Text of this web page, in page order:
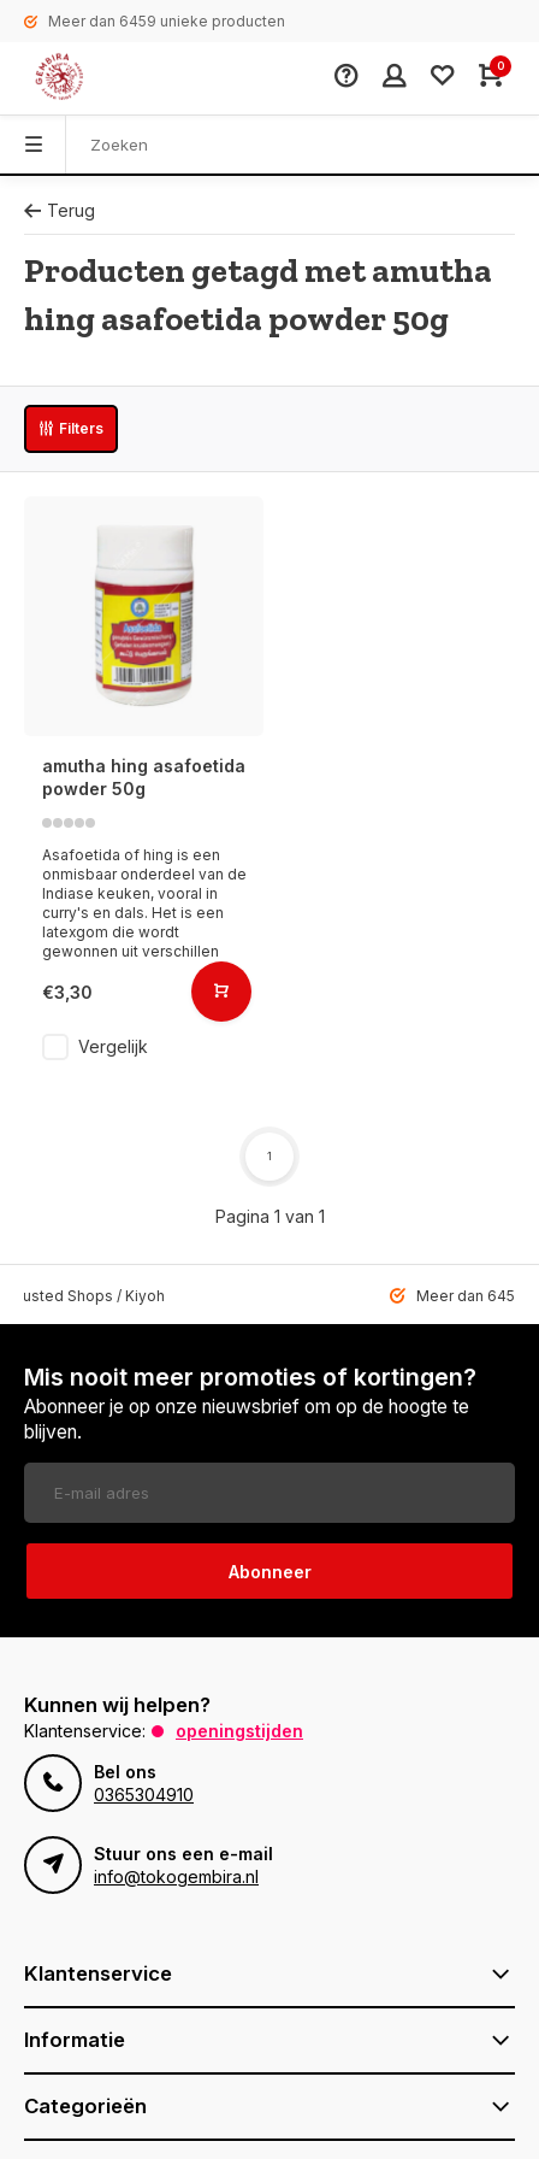
Meer dan 6459 unieke producten
0
Terug
Producten getagd met amutha
hing asafoetida powder 50g
Filters
amutha hing asafoetida
powder 50g
Asafoetida of hing is een
onmisbaar onderdeel van de
Indiase keuken, vooral in
curry's en dals. Het is een
latexgom die wordt
gewonnen uit verschillen
€3,30
Vergelijk
Pagina 1 van 1
1
Shops / Kiyoh Meer dan 6459
Mis nooit meer promoties of kortingen?
Abonneer je op onze nieuwsbrief om op de hoogte te
blijven.
Abonneer
Kunnen wij helpen?
Klantenservice:
openingstijden
Bel ons
0365304910
Stuur ons een e-mail
info@tokogembira.nl
Klantenservice
Informatie
Categorieën